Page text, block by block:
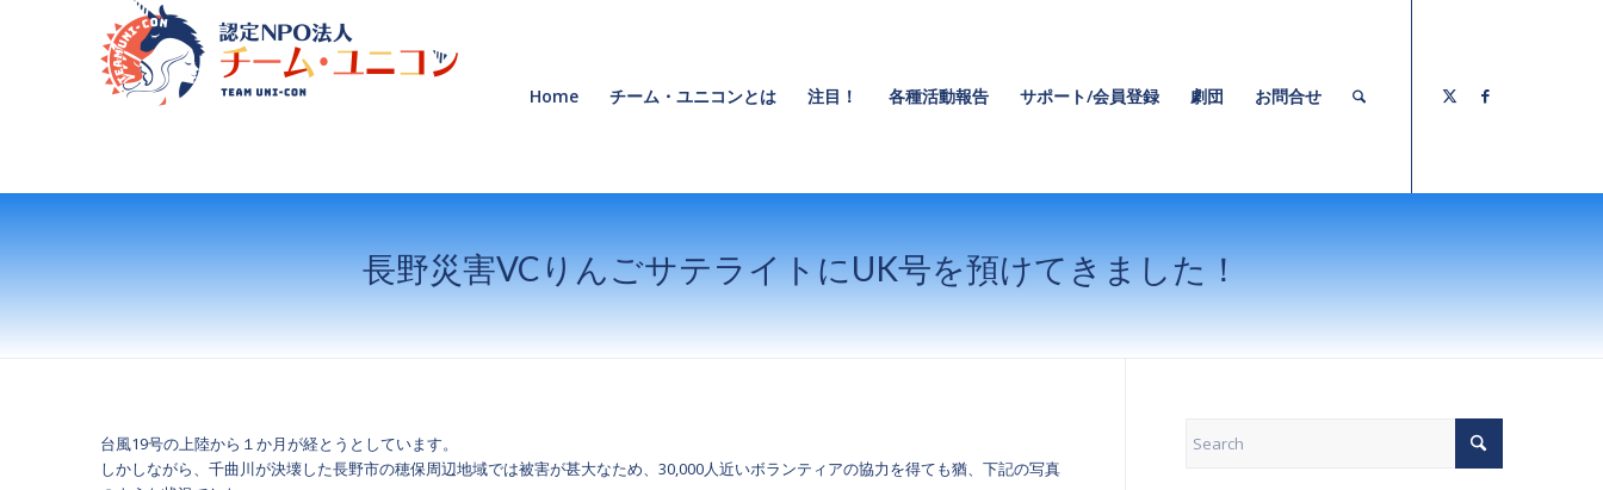
Home チーム・ユニコンとは 注目！ 各種活動報告 サポート/会員登録 劇団 お問合せ
長野災害VCりんごサテライトにUK号を預けてきました！
台風19号の上陸から１か月が経とうとしています。
しかしながら、千曲川が決壊した長野市の穂保周辺地域では被害が甚大なため、30,000人近いボランティアの協力を得ても猶、下記の写真